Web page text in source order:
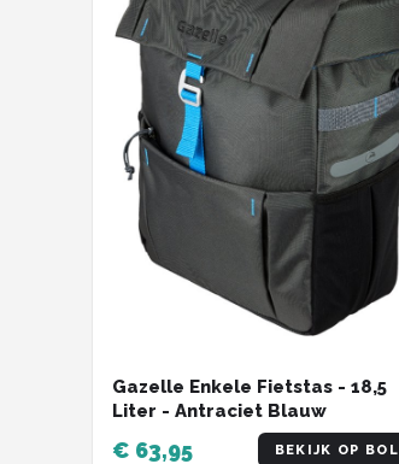
Gazelle Enkele Fietstas - 18,5
Liter - Antraciet Blauw
€ 63,95 BEKIJK OP BOL